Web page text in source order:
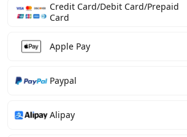
Credit Card/Debit Card/Prepaid
Card
Apple Pay
Paypal
Alipay